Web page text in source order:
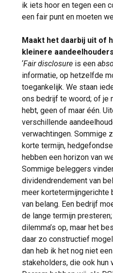
ik iets hoor en tegen een
een fair punt en moeten we
Maakt het daarbij uit of
kleinere
‘Fair disclosure is een
informatie, op hetzelfde
toegankelijk. We staan
ons bedrijf te woord; of je
hebt, geen of maar één.
verschillende
verwachtingen. Sommige
korte termijn,
hebben een horizon van
Sommige beleggers
dividendrendement van
meer kortetermijngerichte
van belang. Een bedrijf
de lange termijn
dilemma’s op, maar het
daar zo constructief
dan heb ik het nog niet
stakeholders, die ook hun